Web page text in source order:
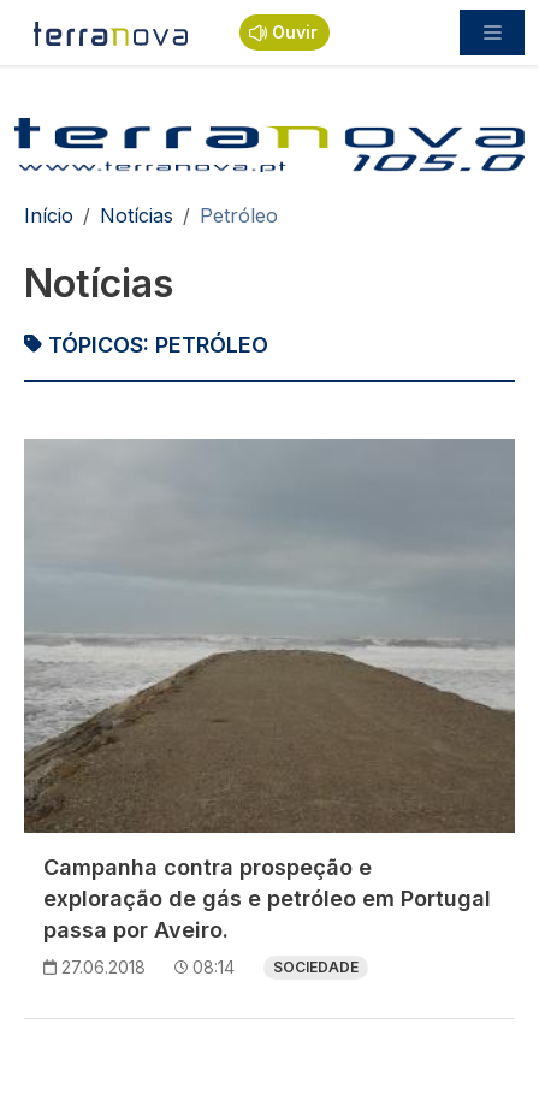
Passar para o conteúdo principal
Ouvir
Navegação estrutural
Início Notícias Petróleo
Notícias
TÓPICOS: PETRÓLEO
Campanha contra prospeção e
exploração de gás e petróleo em Portugal
passa por Aveiro.
27.06.2018 08:14 SOCIEDADE